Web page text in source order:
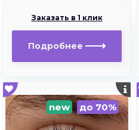
Заказать в 1 клик
Подробнее
new до 70%